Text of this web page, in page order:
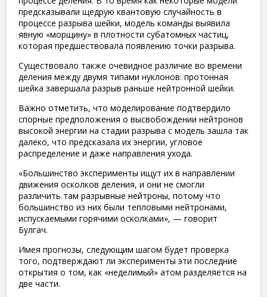
предсказывали щедрую квантовую случайность в
процессе разрыва шейки, модель команды выявила
явную «морщину» в плотности субатомных частиц,
которая предшествовала появлению точки разрыва.
Существовало также очевидное различие во времени
деления между двумя типами нуклонов: протонная
шейка завершала разрыв раньше нейтронной шейки.
Важно отметить, что моделирование подтвердило
спорные предположения о высвобождении нейтронов
высокой энергии на стадии разрыва с модель зашла так
далеко, что предсказала их энергии, угловое
распределение и даже направления ухода.
«Большинство эксперименты ищут их в направлении
движения осколков деления, и они не смогли
различить там разрывные нейтроны, потому что
большинство из них были тепловыми нейтронами,
испускаемыми горячими осколками», — говорит
Булгач.
Имея прогнозы, следующим шагом будет проверка
того, подтверждают ли эксперименты эти последние
открытия о том, как «неделимый» атом разделяется на
две части.